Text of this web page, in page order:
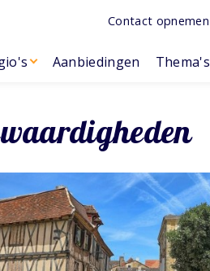
Contact opnemen
Aanbiedingen Thema's